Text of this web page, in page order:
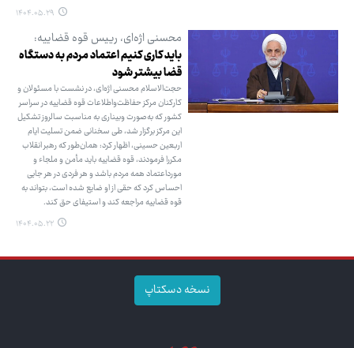
۱۴۰۴.۰۵.۲۹
محسنی اژه‌ای، رییس قوه قضاییه:
باید کاری کنیم اعتماد مردم به دستگاه
قضا بیشتر شود
حجت‌الاسلام محسنی اژه‌ای، در نشست با مسئولان و
کارکنان مرکز حفاظت‌واطلاعات قوه قضاییه در سراسر
کشور که به‌صورت وبیناری به مناسبت سالروز تشکیل
این مرکز برگزار شد، طی سخنانی ضمن تسلیت ایام
اربعین حسینی، اظهار کرد: همان‌طور که رهبر انقلاب
مکررا فرمودند، قوه قضاییه باید مأمن و ملجاء و
مورداعتماد همه مردم باشد و هر فردی در هر جایی
احساس کرد که حقی از او ضایع شده است، بتواند به
قوه قضاییه مراجعه کند و استیفای حق کند.
۱۴۰۴.۰۵.۲۲
نسخه دسکتاپ